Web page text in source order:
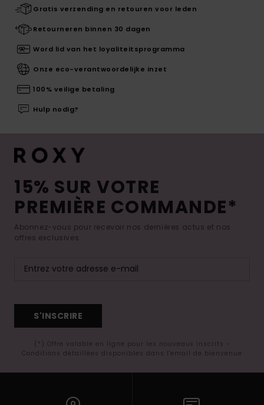
Gratis verzending en retouren voor leden
Retourneren binnen 30 dagen
Word lid van het loyaliteitsprogramma
Onze eco-verantwoordelijke inzet
100% veilige betaling
Hulp nodig?
15% SUR VOTRE
PREMIÈRE COMMANDE*
Abonnez-vous pour recevoir nos dernières actus et nos
offres exclusives.
S'INSCRIRE
(*) Offre valable en ligne pour les nouveaux inscrits -
Conditions détaillées disponibles dans l'email de bienvenue